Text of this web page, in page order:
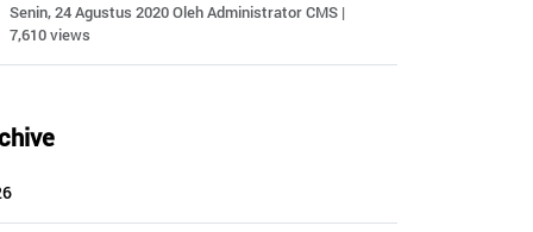
Senin, 24 Agustus 2020 Oleh Administrator CMS |
7,610 views